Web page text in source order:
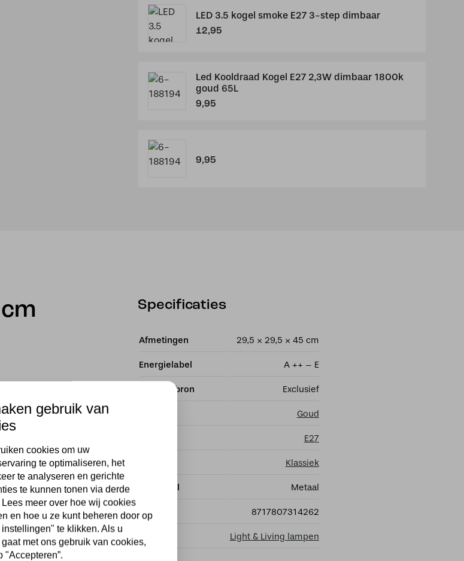
LED 3.5 kogel smoke E27 3-step dimbaar
12,95
Led Kooldraad Kogel E27 2,3W dimbaar 1800k
goud 65L
9,95
9,95
Specificaties
Afmetingen 29,5 × 29,5 × 45 cm
Energielabel A ++ – E
Met lichtbron Exclusief
Goud
E27
Klassiek
Materiaal Metaal
EAN 8717807314262
Light & Living lampen
gebruik van
cookies om uw
te optimaliseren, het
te analyseren en gerichte
te kunnen tonen via derde
Lees meer over hoe wij cookies
en hoe u ze kunt beheren door op
te klikken. Als u
met ons gebruik van cookies,
"Accepteren”.